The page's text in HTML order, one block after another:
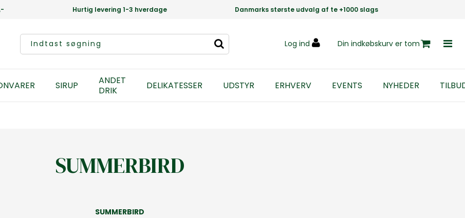
Hurtig levering 1-3 hverdage Danmarks største udvalg af te +1000 slags
Log ind Din indkøbskurv er tom
SIRUP
ANDET
DRIK
DELIKATESSER UDSTYR ERHVERV EVENTS NYHEDER
SUMMERBIRD
SUMMERBIRD